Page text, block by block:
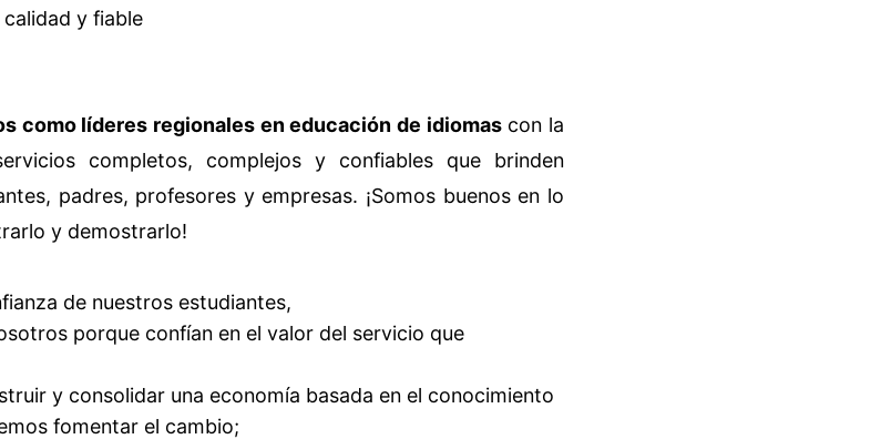
y fiable
como líderes regionales en educación de idiomascon la
completos, complejos y confiables que brinden
padres, profesores y empresas. ¡Somos buenos en lo
y demostrarlo!
de nuestros estudiantes,
porque confían en el valor del servicio que
y consolidar una economía basada en el conocimiento
fomentar el cambio;